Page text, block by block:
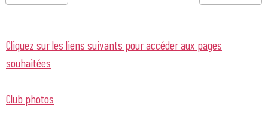
Cliquez sur les liens suivants pour accéder aux pages
souhaitées
Club photos